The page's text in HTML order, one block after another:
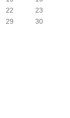
22
23
29
30